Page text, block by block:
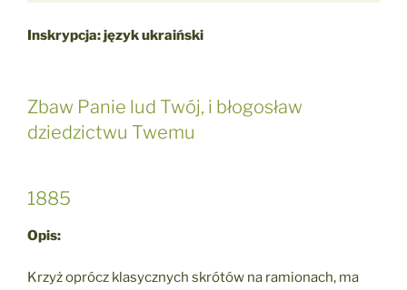
Inskrypcja: język ukraiński
Zbaw Panie lud Twój, i błogosław
dziedzictwu Twemu
1885
Opis:
Krzyż oprócz klasycznych skrótów na ramionach, ma